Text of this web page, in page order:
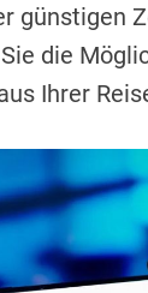
günstigen
die
Ihrer